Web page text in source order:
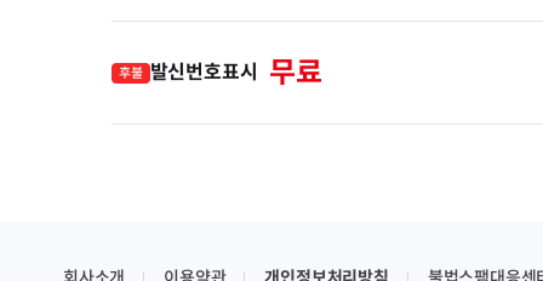
후불 발신번호표시 무료